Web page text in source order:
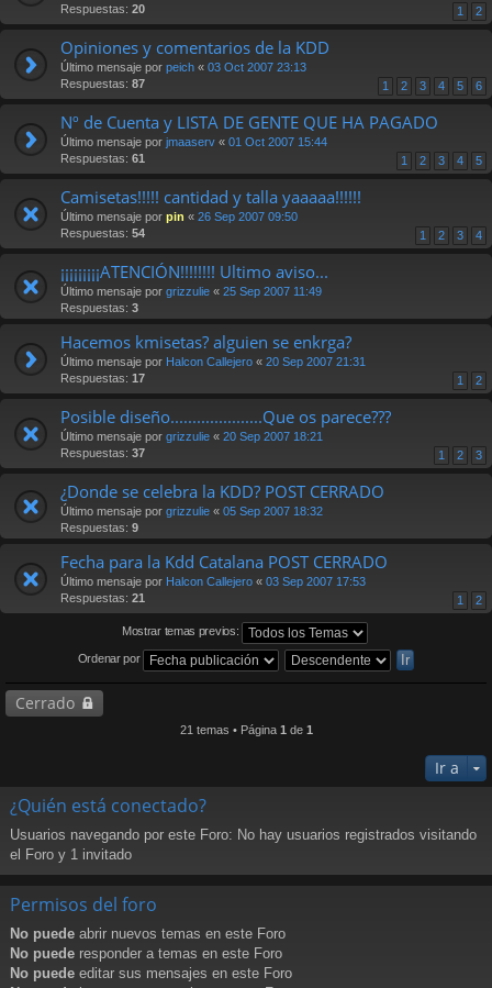
Respuestas: 20 1 2
Opiniones y comentarios de la KDD
Último mensaje por peich « 03 Oct 2007 23:13
Respuestas: 87 1 2 3 4 5 6
Nº de Cuenta y LISTA DE GENTE QUE HA PAGADO
Último mensaje por jmaaserv « 01 Oct 2007 15:44
Respuestas: 61 1 2 3 4 5
Camisetas!!!!! cantidad y talla yaaaaa!!!!!!
Último mensaje por pin « 26 Sep 2007 09:50
Respuestas: 54 1 2 3 4
¡¡¡¡¡¡¡¡¡ATENCIÓN!!!!!!!! Ultimo aviso...
Último mensaje por grizzulie « 25 Sep 2007 11:49
Respuestas: 3
Hacemos kmisetas? alguien se enkrga?
Último mensaje por Halcon Callejero « 20 Sep 2007 21:31
Respuestas: 17 1 2
Posible diseño.....................Que os parece???
Último mensaje por grizzulie « 20 Sep 2007 18:21
Respuestas: 37 1 2 3
¿Donde se celebra la KDD? POST CERRADO
Último mensaje por grizzulie « 05 Sep 2007 18:32
Respuestas: 9
Fecha para la Kdd Catalana POST CERRADO
Último mensaje por Halcon Callejero « 03 Sep 2007 17:53
Respuestas: 21 1 2
Mostrar temas previos:
Ordenar por
Cerrado
21 temas • Página 1 de 1
Ir a
¿Quién está conectado?
Usuarios navegando por este Foro: No hay usuarios registrados visitando
el Foro y 1 invitado
Permisos del foro
No puede abrir nuevos temas en este Foro
No puede responder a temas en este Foro
No puede editar sus mensajes en este Foro